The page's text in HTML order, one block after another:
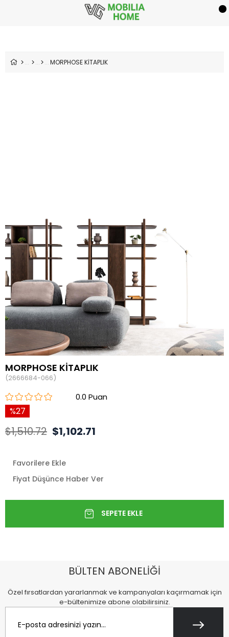
MORPHOSE KİTAPLIK
MORPHOSE KİTAPLIK
(2666684-066)
0.0
27
$1,510.72 $1,102.71
Favorilere Ekle
Fiyat Düşünce Haber Ver
BÜLTEN ABONELİĞİ
Özel fırsatlardan yararlanmak ve kampanyaları kaçırmamak için
e-bültenimize abone olabilirsiniz.